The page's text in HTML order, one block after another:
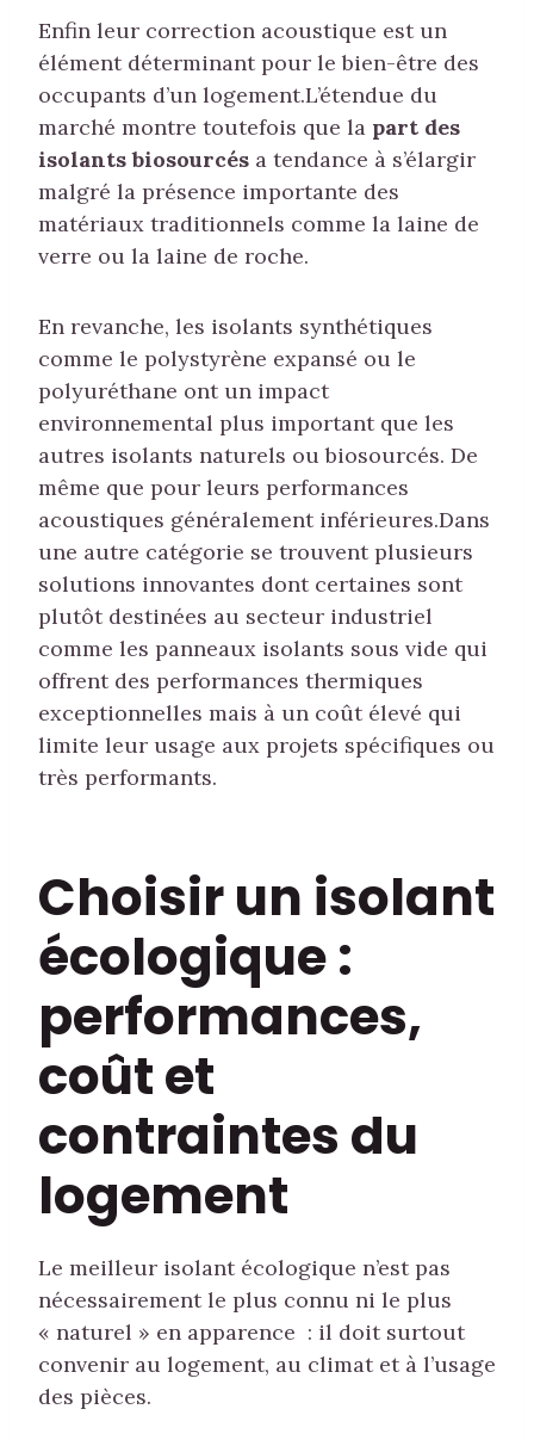
Enfin leur correction acoustique est un
élément déterminant pour le bien-être des
occupants d’un logement.L’étendue du
marché montre toutefois que la part des
isolants biosourcés a tendance à s’élargir
malgré la présence importante des
matériaux traditionnels comme la laine de
verre ou la laine de roche.
En revanche, les isolants synthétiques
comme le polystyrène expansé ou le
polyuréthane ont un impact
environnemental plus important que les
autres isolants naturels ou biosourcés. De
même que pour leurs performances
acoustiques généralement inférieures.Dans
une autre catégorie se trouvent plusieurs
solutions innovantes dont certaines sont
plutôt destinées au secteur industriel
comme les panneaux isolants sous vide qui
offrent des performances thermiques
exceptionnelles mais à un coût élevé qui
limite leur usage aux projets spécifiques ou
très performants.
Choisir un isolant
écologique :
performances,
coût et
contraintes du
logement
Le meilleur isolant écologique n’est pas
nécessairement le plus connu ni le plus
« naturel » en apparence : il doit surtout
convenir au logement, au climat et à l’usage
des pièces.